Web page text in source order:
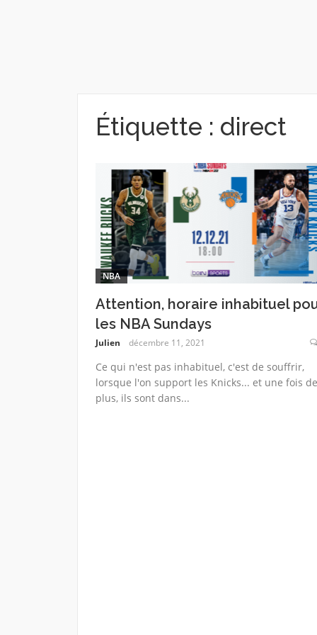
Étiquette : direct
NBA
Attention, horaire inhabituel
les NBA Sundays
Julien décembre 11, 2021
Ce qui n'est pas inhabituel, c'est de souffrir,
lorsque l'on support les Knicks... et une fois de
plus, ils sont dans...